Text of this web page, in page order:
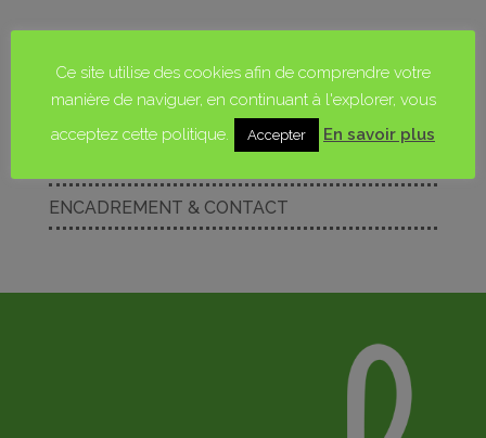
c
e
b
o
k
itt
er
k
dI
n
at
s
A
p
p
ai
PRÉSENTATION
ENCADREMENT & CONTACT
Ce site utilise des cookies afin de comprendre votre
manière de naviguer, en continuant à l'explorer, vous
acceptez cette politique.
Accepter En savoir plus